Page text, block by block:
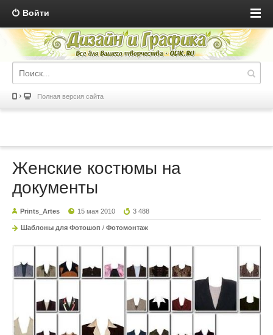
Войти
Полная версия сайта
Женские костюмы на
документы
Prints_Artes 15 мая 2010 3 488
Шаблоны для Фотошоп / Фотомонтаж